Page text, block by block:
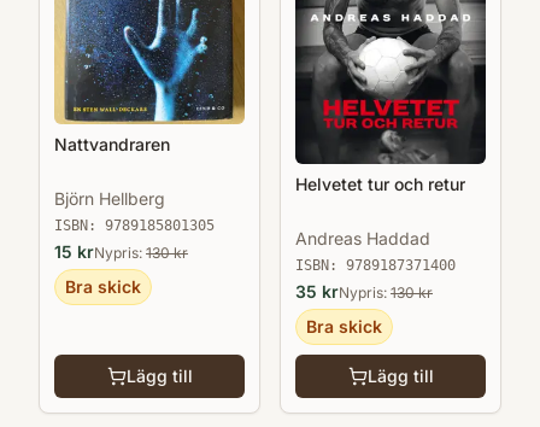
Nattvandraren
Björn Hellberg
ISBN: 9789185801305
15 krNypris: 130kr
Bra skick
Lägg till
Helvetet tur och retur
Andreas Haddad
ISBN: 9789187371400
35 krNypris: 130kr
Bra skick
Lägg till